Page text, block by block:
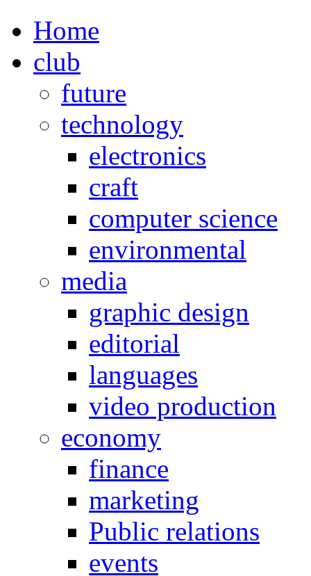
Home
club
future
technology
electronics
craft
computer science
environmental
media
graphic design
editorial
languages
video production
economy
finance
marketing
Public relations
events